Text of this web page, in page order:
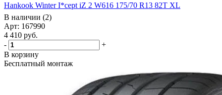
Hankook Winter I*cept iZ 2 W616 175/70 R13 82T XL
В наличии (2)
Арт: 167990
4 410 руб.
-
+
В корзину
Бесплатный монтаж